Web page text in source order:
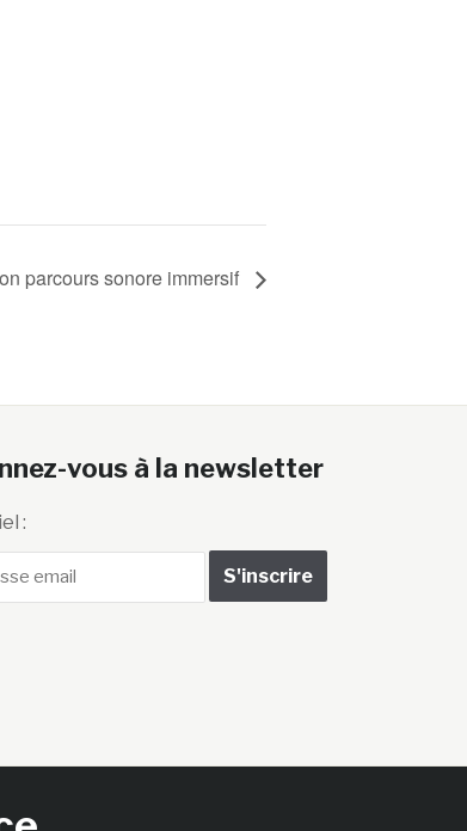
parcours sonore immersif
vous à la newsletter
: